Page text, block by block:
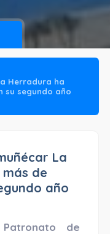
Herradura ha
su segundo año
La
de
año
de